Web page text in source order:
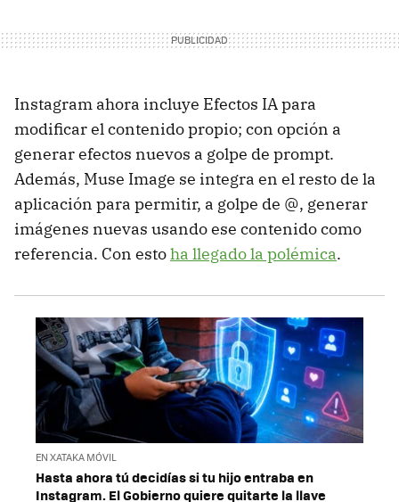
Instagram ahora incluye Efectos IA para
modificar el contenido propio; con opción a
generar efectos nuevos a golpe de prompt.
Además, Muse Image se integra en el resto de la
aplicación para permitir, a golpe de @, generar
imágenes nuevas usando ese contenido como
referencia. Con estoha llegado la polémica.
EN XATAKA MÓVIL
Hasta ahora tú decidías si tu hijo entraba en
Instagram. El Gobierno quiere quitarte la llave